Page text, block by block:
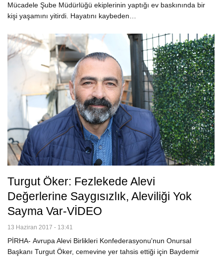
Mücadele Şube Müdürlüğü ekiplerinin yaptığı ev baskınında bir
kişi yaşamını yitirdi. Hayatını kaybeden…
Turgut Öker: Fezlekede Alevi
Değerlerine Saygısızlık, Aleviliği Yok
Sayma Var-VİDEO
13 Haziran 2017 - 13:41
PİRHA- Avrupa Alevi Birlikleri Konfederasyonu'nun Onursal
Başkanı Turgut Öker, cemevine yer tahsis ettiği için Baydemir